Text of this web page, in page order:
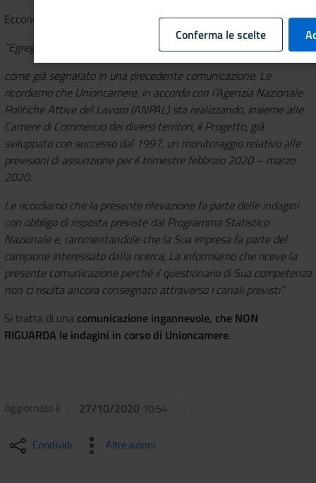
Eccone un esempio
“Egregio Dottore/Gent.ma Dottoressa,
come già segnalato in una precedente comunicazione, Le
ricordiamo che Unioncamere, in accordo con l’Agenzia Nazionale
Politiche Attive del Lavoro (ANPAL) sta realizzando, insieme alle
Camere di Commercio dei diversi territori, il Progetto, già
sviluppato con successo dal 1997, un monitoraggio relativo alle
previsioni di assunzione per il trimestre febbraio 2020 – marzo
2020.
Le ricordiamo che la presente rilevazione fa parte delle indagini
con obbligo di risposta previste dal Programma Statistico
Nazionale e, rammentandole che la Sua impresa fa parte del
campione interessato dalla ricerca, La informiamo che riceve la
presente comunicazione perché il questionario di Sua competenza
non ci risulta ancora consegnato attraverso i canali previsti”.
Si tratta di una comunicazione ingannevole, che NON
RIGUARDA le indagini in corso di Unioncamere.
Aggiornato il 27/10/2020 10:54
Condividi Altre azioni
Conferma le scelte